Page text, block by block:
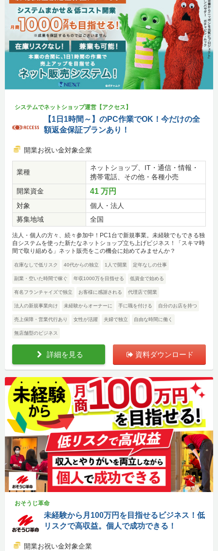
システムでネットショップ運営【アクセス】
【1日1時間～】のPC作業でOK！今だけの全
額返金保証プランあり！
開業お祝い金対象企業
業種
ネットショップ、IT・通信・情報・
携帯電話、その他・各種小売
開業資金
41 万円
対象
個人・法人
募集地域
全国
法人・個人の方々、続々参加中！PC1台で新規事業。未経験でもできる独
自システムを使った新たなネットショップ立ち上げビジネス！「スキマ時
間で取り組める」ネット販売をこの機会に始めてみませんか？
在庫なしで低リスク 40代からの独立 1人で開業 定年なしの仕事
副業・空いた時間で稼ぐ 年収1000万を目指せる 低資金で始める
有名フランチャイズで独立 お客様に感謝される 代理店で開業
法人の新規事業向け 未経験からオーナーに 手に職を付ける 自分のお店を持つ
売上保障・営業代行あり 女性が活躍 夫婦で独立 自由な時間に働く
無店舗型のビジネス
詳細を見る 資料ダウンロード
おそうじ革命
未経験から月100万円を目指せるビジネス！低
リスクで高収益。個人で成功できる！
開業お祝い金対象企業